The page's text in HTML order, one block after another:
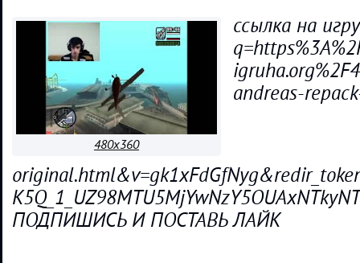
480x360
ссылка на
andreas-
ПОДПИШИСЬ И ПОСТАВЬ ЛАЙК